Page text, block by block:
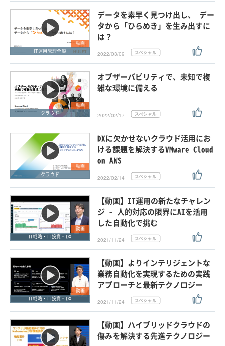
×
× IT運用管理全般
クリア この条件で検索する
動画
IT運用管理全般
データを素早く見つけ出し、 デー
タから「ひらめき」を生み出すに
は？
2022/03/09
動画
クラウド
オブザーバビリティで、未知で複
雑な環境に備える
2022/02/17
動画
クラウド
DXに欠かせないクラウド活用にお
ける課題を解決するVMware Cloud
on AWS
2022/02/14
動画
IT戦略・IT投資・DX
【動画】IT運用の新たなチャレン
ジ - 人的対応の限界にAIを活用
した自動化で挑む
2021/11/24
動画
IT戦略・IT投資・DX
【動画】よりインテリジェントな
業務自動化を実現するための実践
アプローチと最新テクノロジー
2021/11/24
【動画】ハイブリッドクラウドの
傷みを解決する先進テクノロジー